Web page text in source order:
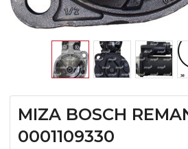
MIZA BOSCH
0001109330